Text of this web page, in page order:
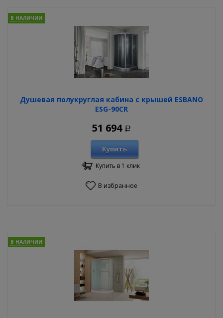
Душевая полукруглая кабина с крышей ESBANO
ESG-90CR
В НАЛИЧИИ
51 694 Р
Купить
Купить в 1 клик
В избранное
В НАЛИЧИИ